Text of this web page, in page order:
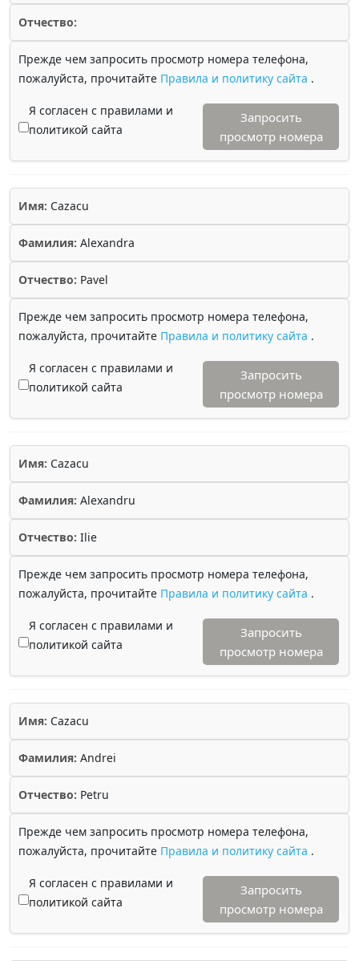
Отчество:
Прежде чем запросить просмотр номера телефона,
пожалуйста, прочитайте Правила и политику сайта .
Я согласен с правилами и
политикой сайта
Запросить
просмотр номера
Имя: Cazacu
Фамилия: Alexandra
Отчество: Pavel
Прежде чем запросить просмотр номера телефона,
пожалуйста, прочитайте Правила и политику сайта .
Я согласен с правилами и
политикой сайта
Запросить
просмотр номера
Имя: Cazacu
Фамилия: Alexandru
Отчество: Ilie
Прежде чем запросить просмотр номера телефона,
пожалуйста, прочитайте Правила и политику сайта .
Я согласен с правилами и
политикой сайта
Запросить
просмотр номера
Имя: Cazacu
Фамилия: Andrei
Отчество: Petru
Прежде чем запросить просмотр номера телефона,
пожалуйста, прочитайте Правила и политику сайта .
Я согласен с правилами и
политикой сайта
Запросить
просмотр номера